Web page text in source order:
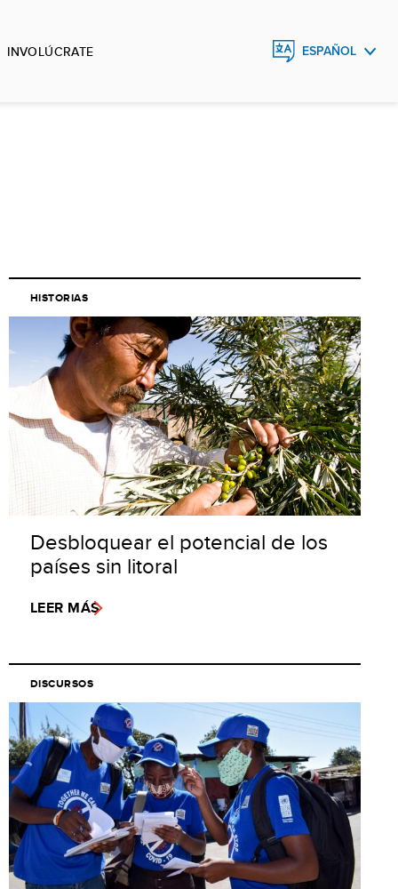
INVOLÚCRATE ESPAÑOL
HISTORIAS
Desbloquear el potencial de los
países sin litoral
LEER MÁS
DISCURSOS